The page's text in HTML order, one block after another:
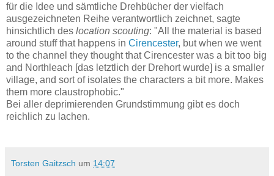
für die Idee und sämtliche Drehbücher der vielfach
ausgezeichneten Reihe verantwortlich zeichnet, sagte
hinsichtlich des location scouting: "All the material is based
around stuff that happens in Cirencester, but when we went
to the channel they thought that Cirencester was a bit too big
and Northleach [das letztlich der Drehort wurde] is a smaller
village, and sort of isolates the characters a bit more. Makes
them more claustrophobic."
Bei aller deprimierenden Grundstimmung gibt es doch
reichlich zu lachen.
Torsten Gaitzsch um 14:07